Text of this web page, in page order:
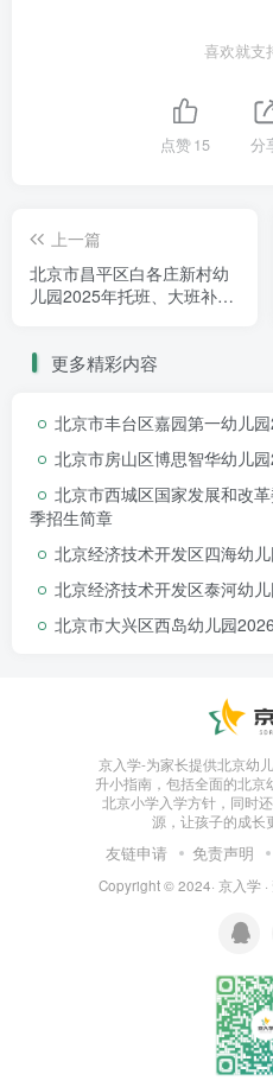
59258606转8000（因
14:00-16:00）。
0 5 温馨提示
（1）本次调查系了解
布的“招生简章”为准！
（2）幼儿园为公办幼儿
餐。
（3）每月保教费、伙食
规定执行。
持电话畅通，便于幼儿园招生
持续
目前我园小、中、大
园
喜欢就支
点赞15 分
上一篇
北京市昌平区白各庄新村幼
儿园2025年托班、大班补录
更多精彩内容
北京市丰台区嘉园第一幼儿
北京市房山区博思智华幼儿
北京市西城区国家发展和改
季招生简章
北京经济技术开发区四海幼
北京经济技术开发区泰河幼
北京市大兴区西岛幼儿园
京入学-为家长提供北京幼
升小指南，包括全面的北京
北京小学入学方针，同时
源，让孩子的成长
友链申请 免责声明
Copyright © 2024· 京入学 ·